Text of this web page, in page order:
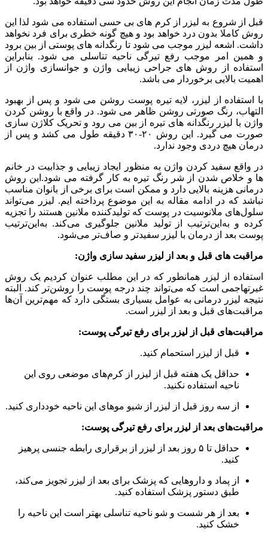
قبل از شروع به لیزر از کرم های بی حسی استفاده می شود لذا این
روش کاملا بدون درد خواهد بود و هیچ گونه خطری برای فرد نخواهد
داشت. اشعه لیزر موجب می شود تا رنگدانه های پوستی از بین برود
و همین امر موجب رفع تیرگی ناحیه تناسلی می شود. بنابراین
استفاده از روش های جراحی زیبایی واژن و جوانسازی واژن از
اهمیت بالایی برخوردار می باشد.
با استفاده از لیزر، لایه تیره پوست روشن می شود و پس از بهبود
التهاب، رنگ صورتی روشن ظاهر می شود. در واقع با روشن کردن
واژن با لیزر رنگدانه های تیره از بین می رود و تحریک کلاژن سازی
صورت می گیرد. این روش ۲۰-۳۰ دقیقه طول می کشد و پس از
درمان هیچ دردی وجود ندارد.
در واقع سفید کردن واژن به منظور ایجاد زیبایی و جذابیت در خانم
ها و خلاص شدن از شر رنگ تیره‌ به کار گرفته می شود.این روش
درمانی هزینه بالایی دارد و ممکن است برای برخی از بانوان مناسب
نباشد که در ادامه مقاله به این موضوع پرداخته ایم. لیزر می‌تواند
سلول‌های ملانوسیت در پوست که تولیدکننده ملانین هستند را تجزیه
کرده و به‌این‌ترتیب از تولید ملانین جلوگیری می‌کند. به‌این‌ترتیب
پوست بعد از درمان با لیزر سفیدتر و صاف‌تر می‌شود.
مراقبت های قبل و بعد از لیزر سفید سازی واژن:
استفاده از لیزر همانطور که در این مطلب عنوان کردیم یک روش
غیرتهاجمی است که می‌تواند چند درجه پوست را روشن‌تر کند. البته
نتیجه لیزر درمانی به عوامل بسیاری بستگی دارد که مهم‌ترین آن‌ها
مراقبت‌های قبل و بعد از لیزر است.
مراقبت‌های قبل از لیزر برای رفع تیرگی پوست:
قبل از لیزر استحمام کنید.
حداقل یک هفته قبل از لیزر از کرم‌های موضعی روی این
ناحیه استفاده نکنید.
از سه روز قبل از لیزر از شیو موهای این ناحیه خودداری کنید.
مراقبت‌های بعد از لیزر برای رفع تیرگی پوست:
حداقل تا ۵ روز بعد از لیزر از برقراری رابطه جنسی پرهیز
کنید.
از پماد و داروهایی که پزشک برای بعد از لیزر تجویز می‌کند،
طبق دستور پزشک استفاده کنید.
بعد از هر شست و شو ناحیه تناسلی بهتر است این ناحیه را
خشک کنید.